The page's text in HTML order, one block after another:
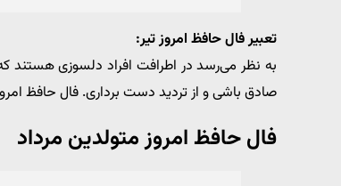
تعبیر فال حافظ امروز تیر:
به نظر می‌رسد در اطرافت افراد دلسوزی هستند
صادق باشی و از تردید دست برداری. فال حافظ
فال حافظ امروز متولدین مرداد